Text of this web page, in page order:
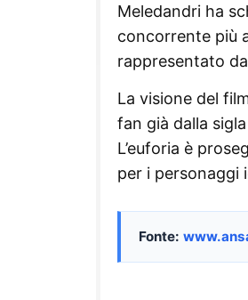
Meledandri ha
concorrente più
rappresentato
La visione del
fan già dalla
L’euforia è
per i personaggi
Fonte: